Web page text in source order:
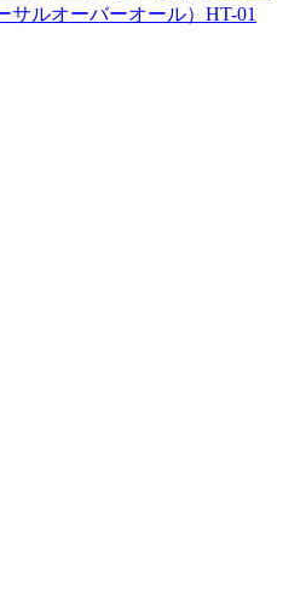
ルオーバーオール）HT-01